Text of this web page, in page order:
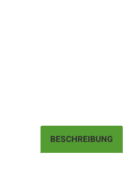
BESCHREIBUNG